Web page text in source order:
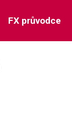
FX průvodce